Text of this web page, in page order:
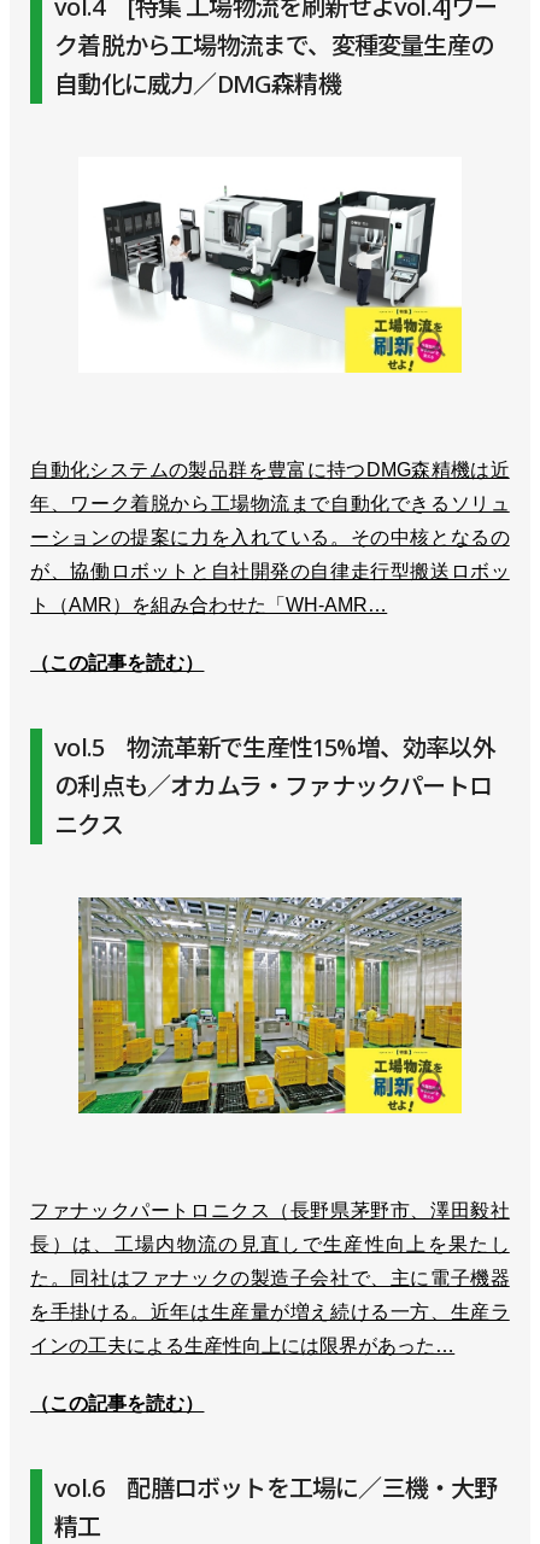
vol.4 [特集 工場物流を刷新せよvol.4]ワー
ク着脱から工場物流まで、変種変量生産の
自動化に威力／DMG森精機
自動化システムの製品群を豊富に持つDMG森精機は近
年、ワーク着脱から工場物流まで自動化できるソリュ
ーションの提案に力を入れている。その中核となるの
が、協働ロボットと自社開発の自律走行型搬送ロボッ
ト（AMR）を組み合わせた「WH-AMR…
（この記事を読む）
vol.5 物流革新で生産性15%増、効率以外
の利点も／オカムラ・ファナックパートロ
ニクス
ファナックパートロニクス（長野県茅野市、澤田毅社
長）は、工場内物流の見直しで生産性向上を果たし
た。同社はファナックの製造子会社で、主に電子機器
を手掛ける。近年は生産量が増え続ける一方、生産ラ
インの工夫による生産性向上には限界があった…
（この記事を読む）
vol.6 配膳ロボットを工場に／三機・大野
精工